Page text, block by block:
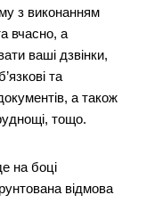
з виконанням
вчасно, а
ваші дзвінки,
та
а також
тощо.
на боці
відмова